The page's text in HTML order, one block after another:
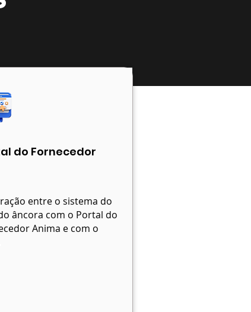
do Fornecedor
entre o sistema do
âncora com o Portal do
Anima e com o